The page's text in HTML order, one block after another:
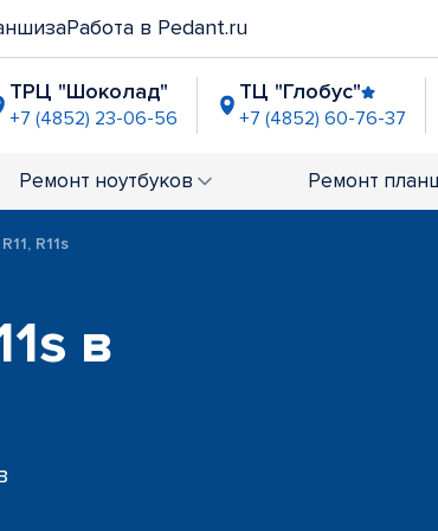
Работа в Pedant.ru
ТРЦ "Шоколад"
+7 (4852) 23-06-56
ТЦ "Глобус"
+7 (4852) 60-76-37
+7 (4852) 23-94-86 +7 (4852) 60-
Ремонт ноутбуков Ремонт
R11s
в